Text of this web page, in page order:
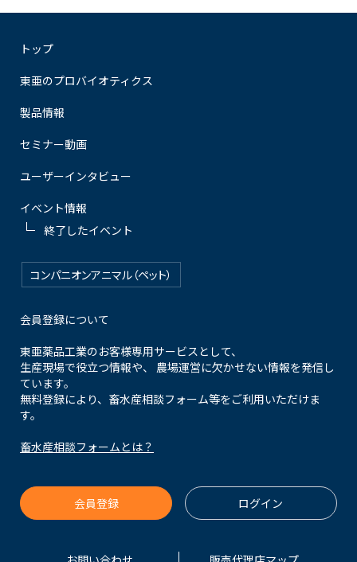
トップ
東亜のプロバイオティクス
製品情報
セミナー動画
ユーザーインタビュー
イベント情報
終了したイベント
コンパニオンアニマル（ペット）
会員登録について
東亜薬品工業のお客様専用サービスとして、
生産現場で役立つ情報や、 農場運営に欠かせない情報を発信し
ています。
無料登録により、畜水産相談フォーム等をご利用いただけま
す。
畜水産相談フォームとは？
会員登録 ログイン